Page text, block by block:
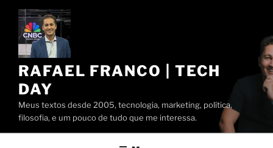
Pular
conteúdo
RAFAEL FRANCO | TECH
DAY
Meus textos desde 2005, tecnologia, marketing, política,
filosofia, e um pouco de tudo que me interessa.